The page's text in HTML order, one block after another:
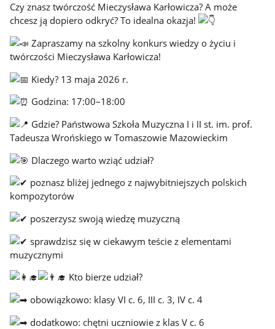
Czy znasz twórczość Mieczysława Karłowicza? A może
chcesz ją dopiero odkryć? To idealna okazja!
Zapraszamy na szkolny konkurs wiedzy o życiu i
twórczości Mieczysława Karłowicza!
Kiedy? 13 maja 2026 r.
Godzina: 17:00–18:00
Gdzie? Państwowa Szkoła Muzyczna I i II st. im. prof.
Tadeusza Wrońskiego w Tomaszowie Mazowieckim
Dlaczego warto wziąć udział?
poznasz bliżej jednego z najwybitniejszych polskich
kompozytorów
poszerzysz swoją wiedzę muzyczną
sprawdzisz się w ciekawym teście z elementami
muzycznymi
Kto bierze udział?
obowiązkowo: klasy VI c. 6, III c. 3, IV c. 4
dodatkowo: chętni uczniowie z klas V c. 6